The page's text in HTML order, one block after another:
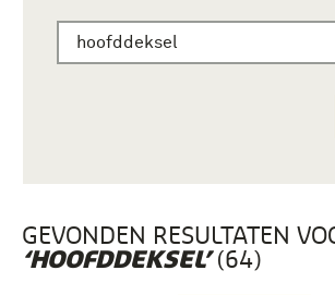
GEVONDEN RESULTATEN
‘HOOFDDEKSEL’(64)